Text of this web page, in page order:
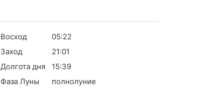
Восход
05:22
Заход
21:01
Долгота дня
15:39
Фаза Луны
полнолуние